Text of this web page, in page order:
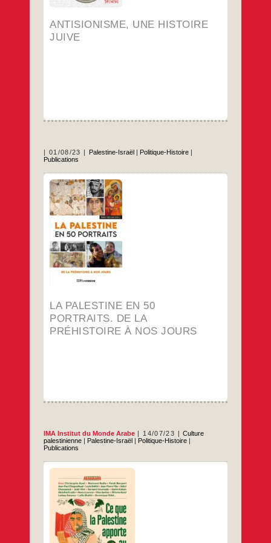
ANTISIONISME, UNE HISTOIRE
JUIVE
juive
01/08/23 Palestine-Israël| Politique-Histoire|
Publications
LA PALESTINE EN 50
PORTRAITS. DE LA
PRÉHISTOIRE À NOS JOURS
C’est avec un très grand plaisir que je vous
annonce la sortie du livre La Palestine en 50
portraits. De la préhistoire à nos
jours (Riveneuve, août 2023). Cet ouvrage
collectif est une invitation au voyage, un
voyage au cœur de l’histoire de la Palestine.
Il rassemble les contributions de quelque 45
préhistoire
nos
jours
IMA Institut du Monde Arabe 14/07/23
Culture
palestinienne | Palestine-Israël | Politique-Histoire |
Publications
La collection « Araborama », créée par
l’Institut du monde arabe et les éditions du
Seuil, rassemble journalistes, intellectuels,
écrivains, artistes et illustrateurs pour
explorer les réalités présentes, la pluralité et
l’histoire du « monde arabe ». « À l’heure où
la Palestine semble abandonnée de tous, à